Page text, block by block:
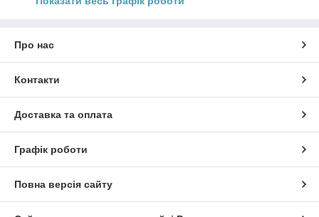
Про нас
Контакти
Доставка та оплата
Графік роботи
Повна версія сайту